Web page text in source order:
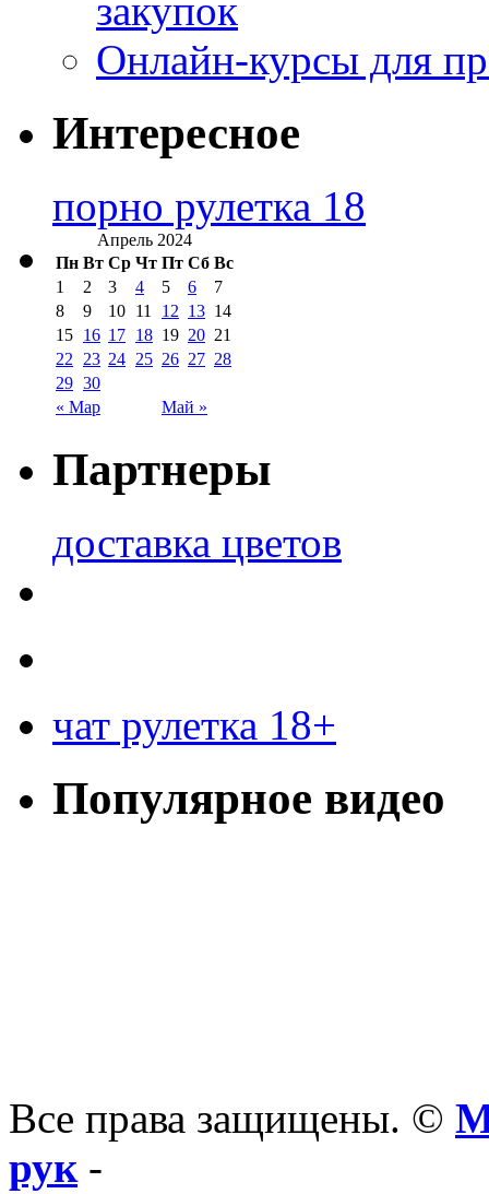
закупок
Онлайн-курсы для
Интересное
порно рулетка 18
Апрель 2024
Пн Вт Ср Чт Пт Сб Вс
« Мар Май »
1 2 3 4 5 6
7
8
9 10 11 12 13 14
15 16 17 18 19 20 21
22
23 24 25 26 27 28
29 30
Партнеры
доставка цветов
чат рулетка 18+
Популярное видео
Все права защищены. ©
рук -